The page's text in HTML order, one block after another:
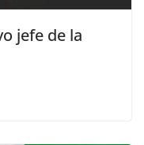
jefe de la